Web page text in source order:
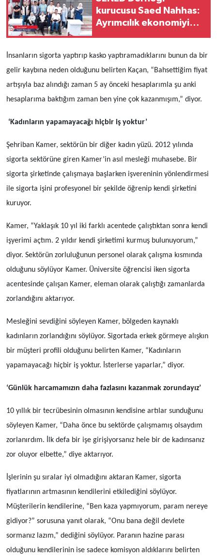
kurucusu Saed Nahhas:
Ayrımcılık ekonomiyi
İnsanların sigorta yaptırıp kasko yaptıramadıklarını bunun da bir
gelir kaybına neden olduğunu belirten Kaçan, “Bahsettiğim fiyat
artışıyla baz alındığı zaman 5 ay önceki hesaplarımla şu anki
hesaplarıma baktığım zaman ben yine çok kazanmışım,” diyor.
‘Kadınların yapamayacağı hiçbir iş yoktur’
Şehriban Kamer, sektörün bir diğer kadın yüzü. 2012 yılında
sigorta sektörüne giren Kamer’in asıl mesleği muhasebe. Bir
sigorta şirketinde çalışmaya başlarken işvereninin yönlendirmesi
ile sigorta işini profesyonel bir şekilde öğrenip kendi şirketini
kuruyor.
Kamer, “Yaklaşık 10 yıl iki farklı acentede çalıştıktan sonra kendi
işyerimi açtım. 2 yıldır kendi şirketimi kurmuş bulunuyorum,”
diyor. Sektörün zorluluğunun personel olarak çalışma kısmında
olduğunu söylüyor Kamer. Üniversite öğrencisi iken sigorta
acentesinde çalışan Kamer, eleman olarak çalıştığı zamanlarda
zorlandığını aktarıyor.
Mesleğini sevdiğini söyleyen Kamer, bölgeden kaynaklı
kadınların zorlandığını söylüyor. Sigortada erkek görmeye alışkın
bir müşteri profili olduğunu belirten Kamer, “Kadınların
yapamayacağı hiçbir iş yoktur. İsterlerse yaparlar,” diyor.
‘Günlük harcamamızın daha fazlasını kazanmak zorundayız’
10 yıllık bir tecrübesinin olmasının kendisine artılar sunduğunu
söyleyen Kamer, “Daha önce bu sektörde çalışmamış olsaydım
zorlanırdım. İlk defa bir işe girişiyorsanız hele bir de kadınsanız
zor oluyor elbette,” diye aktarıyor.
İşlerinin şu sıralar iyi olmadığını aktaran Kamer, sigorta
fiyatlarının artmasının kendilerini etkilediğini söylüyor.
Müşterilerin kendilerine, “Ben kaza yapmıyorum, param nereye
gidiyor?” sorusuna yanıt olarak, “Onu bana değil devlete
sormanız lazım,” dediğini söylüyor. Paranın hazine parası
olduğunu kendilerinin ise sadece komisyon aldıklarını belirten